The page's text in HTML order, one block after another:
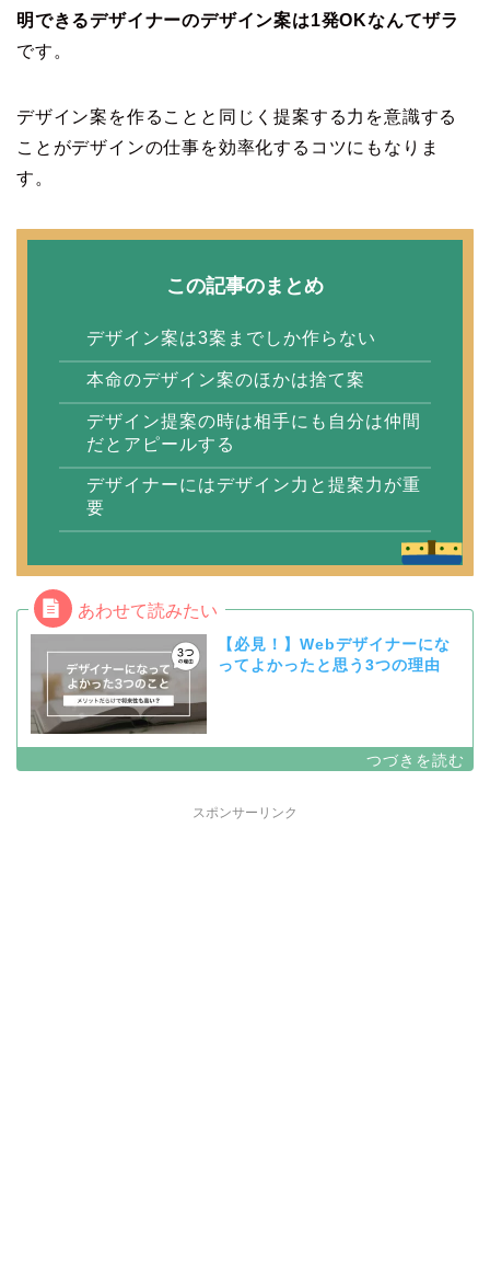
明できるデザイナーのデザイン案は1発OKなんてザラ
です。
デザイン案を作ることと同じく提案する力を意識する
ことがデザインの仕事を効率化するコツにもなりま
す。
この記事のまとめ
デザイン案は3案までしか作らない
本命のデザイン案のほかは捨て案
デザイン提案の時は相手にも自分は仲間
だとアピールする
デザイナーにはデザイン力と提案力が重
要
【必見！】Webデザイナーにな
ってよかったと思う3つの理由
スポンサーリンク